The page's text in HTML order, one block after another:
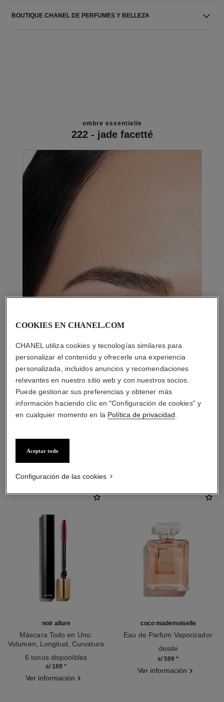
BOUTIQUE CHANEL DE PERFUMES Y BELLEZA
ombre essentielle
222 - jade facetté
LA COMBINACIÓN PERFECTA
noir allure
Máscara Todo en Uno:
Volumen, Longitud, Curvatura
6 tonos disponibles
s/ 189 *
Ver información
coco mademoiselle
Eau de Parfum Vaporizador
desde
s/ 599 *
Ver información
COOKIES EN CHANEL.COM
CHANEL utiliza cookies y tecnologías similares para
personalizar el contenido y ofrecerle una experiencia
personalizada, incluidos anuncios y recomendaciones
relevantes en nuestro sitio web y con nuestros socios.
Puede gestionar sus preferencias y obtener más
información haciendo clic en "Configuración de cookies" y
en cualquier momento en la Política de privacidad
Aceptar todo
Configuración de las cookies